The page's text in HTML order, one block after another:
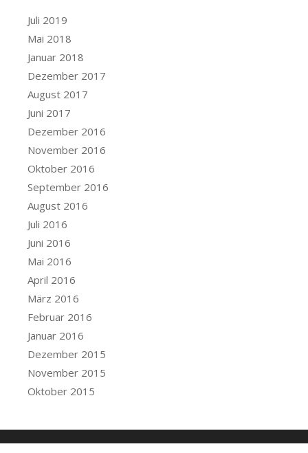
Juli 2019
Mai 2018
Januar 2018
Dezember 2017
August 2017
Juni 2017
Dezember 2016
November 2016
Oktober 2016
September 2016
August 2016
Juli 2016
Juni 2016
Mai 2016
April 2016
März 2016
Februar 2016
Januar 2016
Dezember 2015
November 2015
Oktober 2015